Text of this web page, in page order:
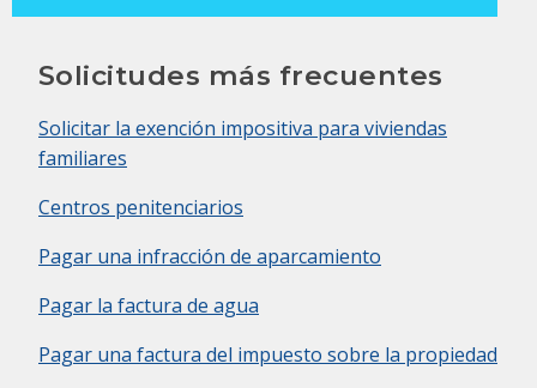
Solicitudes más frecuentes
Solicitar la exención impositiva para viviendas
familiares
Centros penitenciarios
Pagar una infracción de aparcamiento
Pagar la factura de agua
Pagar una factura del impuesto sobre la propiedad